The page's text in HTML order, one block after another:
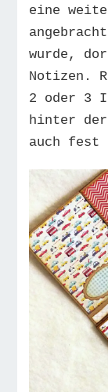
eine
wurde,
Notizen.
2 oder 3
hinter der
auch fest